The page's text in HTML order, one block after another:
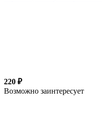
220 ₽
Возможно заинтересует